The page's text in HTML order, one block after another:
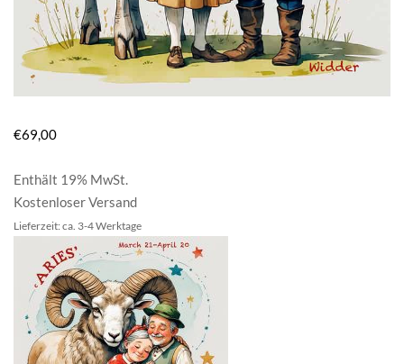
€69,00
Enthält 19% MwSt.
Kostenloser Versand
Lieferzeit: ca. 3-4 Werktage